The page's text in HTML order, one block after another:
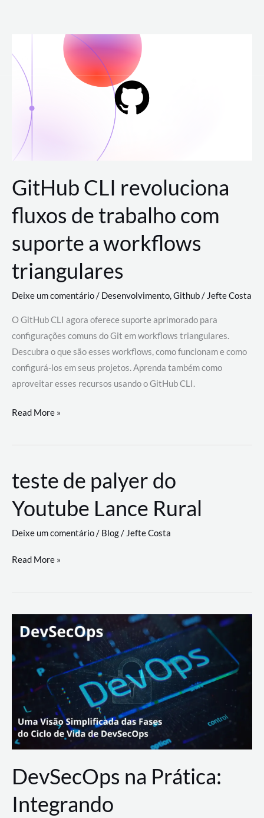
para
conteúdo
GitHub CLI revoluciona
fluxos de trabalho com
suporte a workflows
triangulares
Deixe um comentário/ Desenvolvimento,Github/ Jefte Costa
O GitHub CLI agora oferece suporte aprimorado para
configurações comuns do Git em workflows triangulares.
Descubra o que são esses workflows, como funcionam e como
configurá-los em seus projetos. Aprenda também como
aproveitar esses recursos usando o GitHub CLI.
GitHub
revoluciona
de
trabalho
com
a
workflows
Read More »
teste de palyer do
Youtube Lance Rural
Deixe um comentário/ Blog/ Jefte Costa
teste
palyer
Lance
Rural
Read More »
DevSecOps na Prática:
Integrando